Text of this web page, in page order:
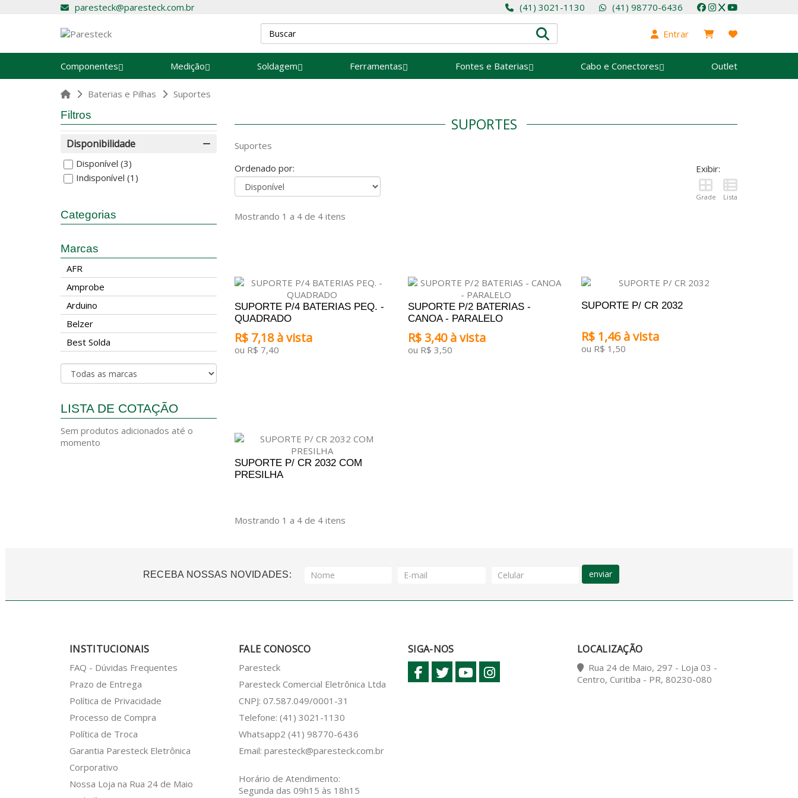
paresteck@paresteck.com.br (41) 3021-1130 (41) 98770-6436
Entrar
Componentes Medição Soldagem Ferramentas Fontes e Baterias Cabo e Conectores Outlet
Baterias e Pilhas Suportes
Filtros
Disponibilidade
Disponível (3)
Indisponível (1)
Categorias
Marcas
AFR
Amprobe
Arduino
Belzer
Best Solda
LISTA DE COTAÇÃO
Sem produtos adicionados até o
momento
SUPORTES
Suportes
Exibir:
Grade Lista
Ordenado por:
Mostrando 1 a 4 de 4 itens
SUPORTE P/4 BATERIAS PEQ. -
QUADRADO
R$ 7,18 à vista
ou R$ 7,40
SUPORTE P/2 BATERIAS -
CANOA - PARALELO
R$ 3,40 à vista
ou R$ 3,50
SUPORTE P/ CR 2032
R$ 1,46 à vista
ou R$ 1,50
SUPORTE P/ CR 2032 COM
PRESILHA
Mostrando 1 a 4 de 4 itens
RECEBA NOSSAS NOVIDADES: enviar
INSTITUCIONAIS
FAQ - Dúvidas Frequentes
Prazo de Entrega
Política de Privacidade
Processo de Compra
Política de Troca
Garantia Paresteck Eletrônica
Corporativo
Nossa Loja na Rua 24 de Maio
FALE CONOSCO
Paresteck
Paresteck Comercial Eletrônica Ltda
CNPJ: 07.587.049/0001-31
Telefone: (41) 3021-1130
Whatsapp2 (41) 98770-6436
Email: paresteck@paresteck.com.br
Horário de Atendimento:
Segunda das 09h15 às 18h15
SIGA-NOS LOCALIZAÇÃO
Rua 24 de Maio, 297 - Loja 03 -
Centro, Curitiba - PR, 80230-080